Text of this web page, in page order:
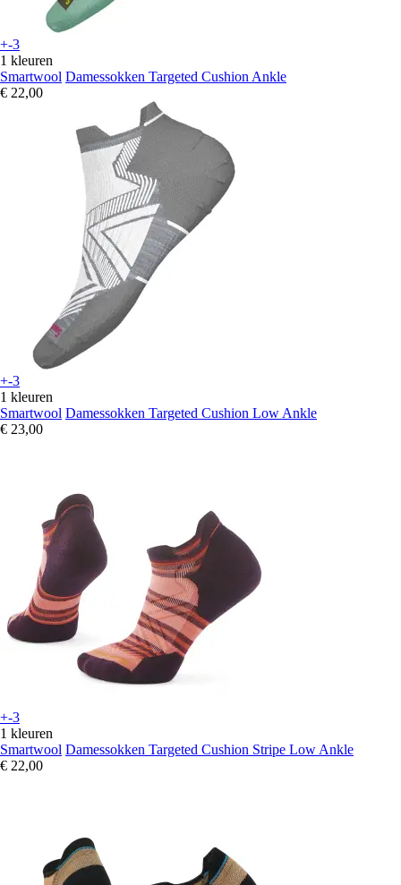
+-3
1 kleuren
Smartwool Damessokken Targeted Cushion Ankle
€ 22,00
+-3
1 kleuren
Smartwool Damessokken Targeted Cushion Low Ankle
€ 23,00
+-3
1 kleuren
Smartwool Damessokken Targeted Cushion Stripe Low Ankle
€ 22,00